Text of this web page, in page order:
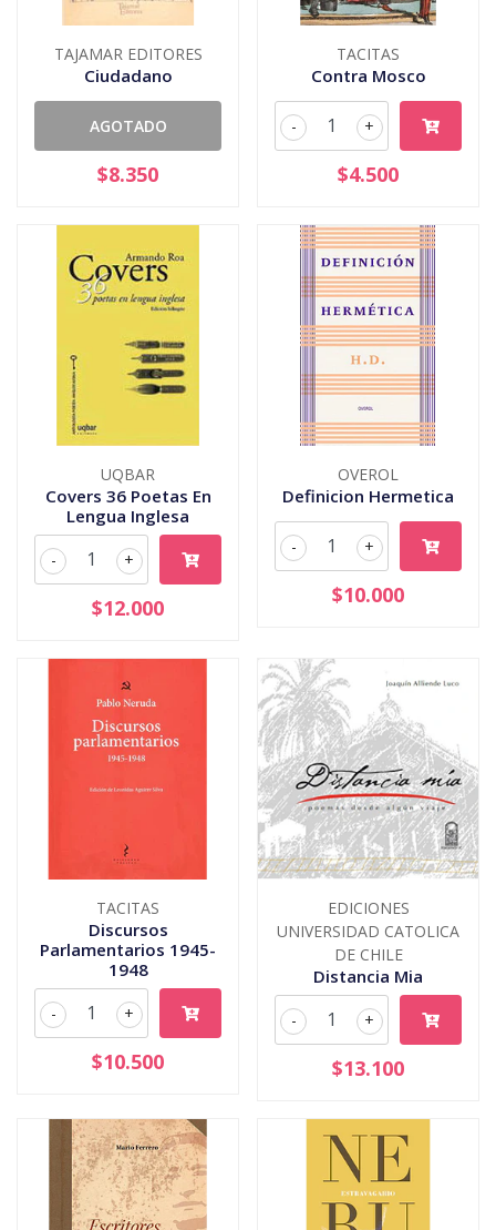
TAJAMAR EDITORES
Ciudadano
AGOTADO
$8.350
TACITAS
Contra Mosco
+
-
$4.500
UQBAR
Covers 36 Poetas En
Lengua Inglesa
+
-
$12.000
OVEROL
Definicion Hermetica
+
-
$10.000
TACITAS
Discursos
Parlamentarios 1945-
1948
+
-
$10.500
EDICIONES
UNIVERSIDAD CATOLICA
DE CHILE
Distancia Mia
+
-
$13.100